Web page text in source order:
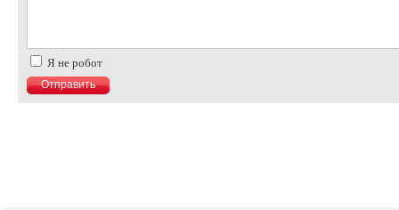
Я не робот